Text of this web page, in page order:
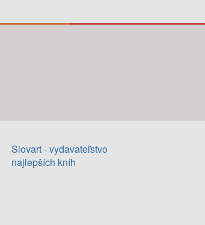
Slovart - vydavateľstvo
najlepších kníh